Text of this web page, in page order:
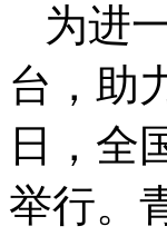
为进
台，助
日，全
举行。